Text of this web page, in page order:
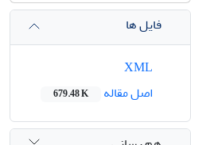
فایل ها
اصل مقاله
679.48 K